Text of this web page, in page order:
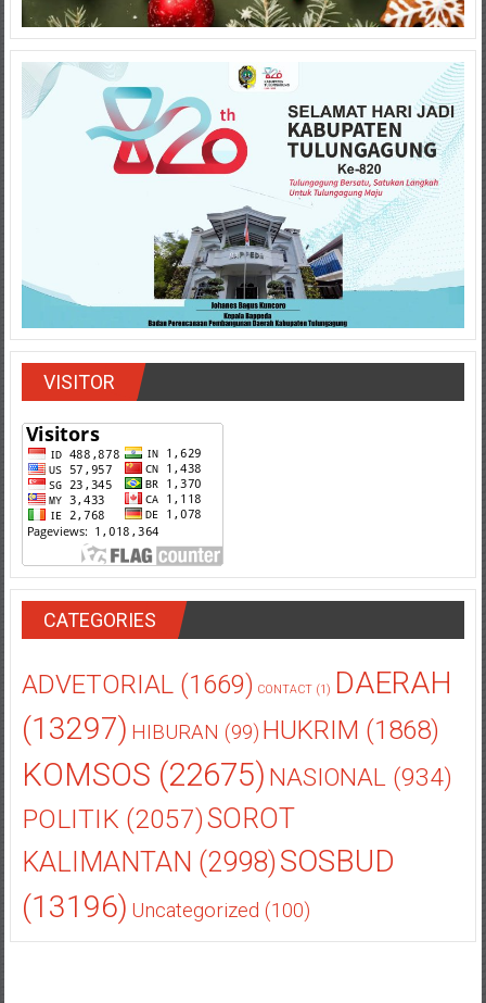
VISITOR
ADVETORIAL(1669) CONTACT(1) DAERAH
(13297) HIBURAN(99) HUKRIM(1868)
KOMSOS(22675)NASIONAL
POLITIK(2057)SOROT
KALIMANTAN(2998)SOSBUD
(13196)